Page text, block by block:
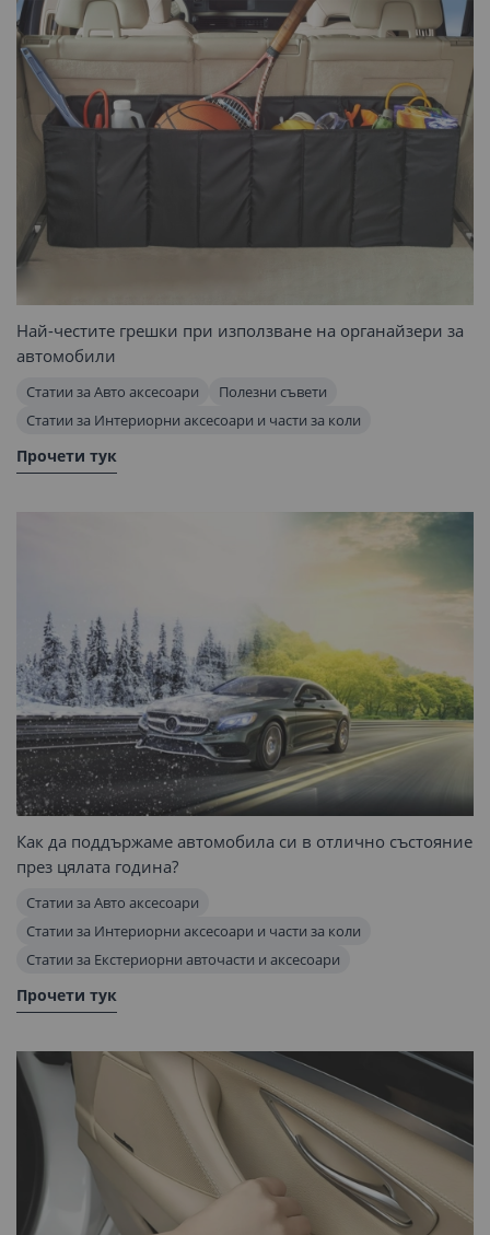
Най-честите грешки при използване на органайзери за
автомобили
Статии за Авто аксесоари
Полезни съвети
Статии за Интериорни аксесоари и части за коли
Прочети тук
Как да поддържаме автомобила си в отлично състояние
през цялата година?
Статии за Авто аксесоари
Статии за Интериорни аксесоари и части за коли
Статии за Екстериорни авточасти и аксесоари
Прочети тук